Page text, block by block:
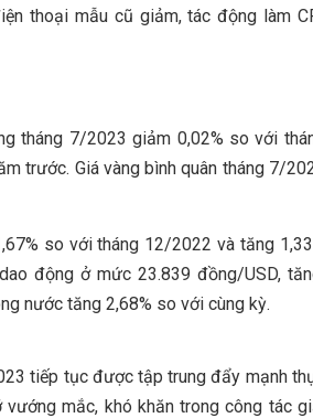
thoại mẫu cũ giảm, tác động làm
tháng 7/2023 giảm 0,02% so với
trước. Giá vàng bình quân tháng 7/
so với tháng 12/2022 và tăng
động ở mức 23.839 đồng/USD,
nước tăng 2,68% so với cùng kỳ.
tiếp tục được tập trung đẩy mạnh
mắc, khó khăn trong công tác